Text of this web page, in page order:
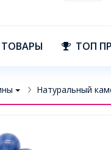
ТОП
Натуральный